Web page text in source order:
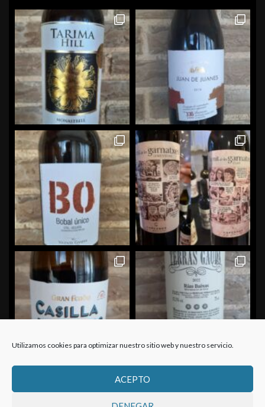
Utilizamos cookies para optimizar nuestro sitio web y nuestro servicio.
ACEPTO
Seguir en Instagram